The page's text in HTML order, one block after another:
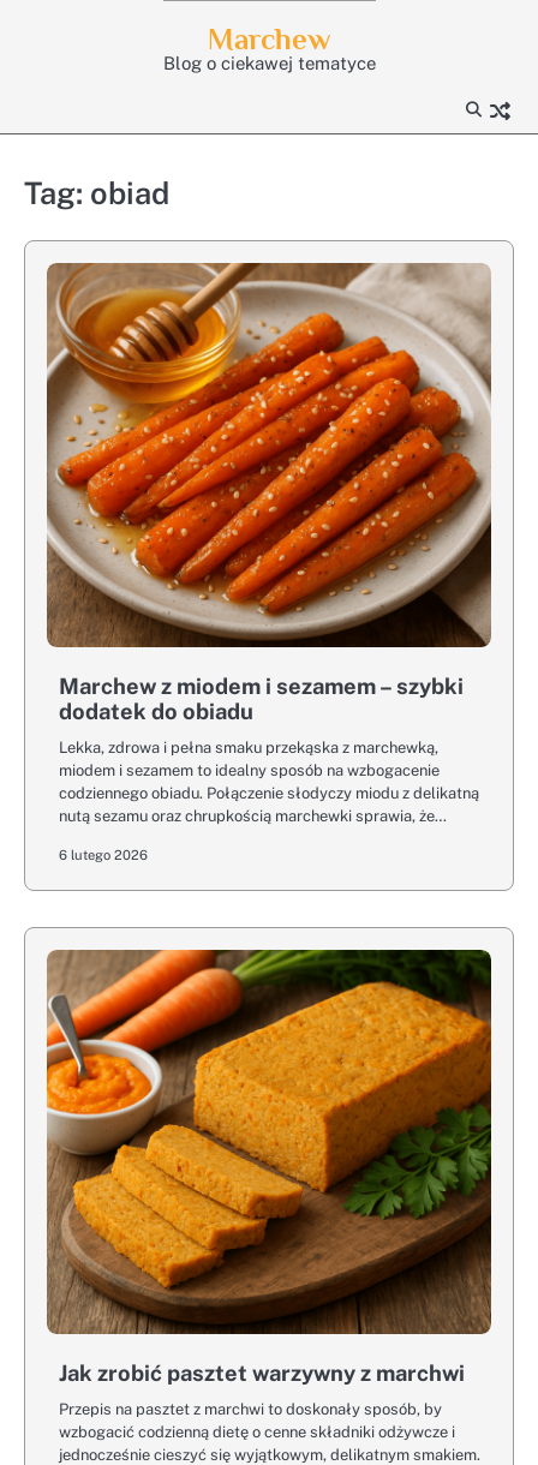
Marchew
Blog o ciekawej tematyce
Tag: obiad
Marchew z miodem i sezamem – szybki
dodatek do obiadu
Lekka, zdrowa i pełna smaku przekąska z marchewką,
miodem i sezamem to idealny sposób na wzbogacenie
codziennego obiadu. Połączenie słodyczy miodu z delikatną
nutą sezamu oraz chrupkością marchewki sprawia, że…
6 lutego 2026
Jak zrobić pasztet warzywny z marchwi
Przepis na pasztet z marchwi to doskonały sposób, by
wzbogacić codzienną dietę o cenne składniki odżywcze i
jednocześnie cieszyć się wyjątkowym, delikatnym smakiem.